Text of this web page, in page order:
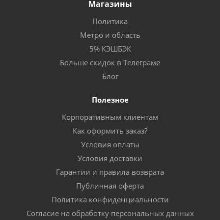
Магазины
Политика
Метро и область
5% КЭШБЭК
Больше скидок в Телеграме
Блог
Полезное
Корпоративным клиентам
Как оформить заказ?
Условия оплаты
Условия доставки
Гарантии и правила возврата
Публичная оферта
Политика конфиденциальности
Согласие на обработку персональных данных